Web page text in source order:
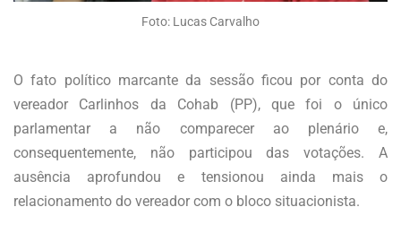
Foto: Lucas Carvalho
O fato político marcante da sessão ficou por conta do
vereador Carlinhos da Cohab (PP), que foi o único
parlamentar a não comparecer ao plenário e,
consequentemente, não participou das votações. A
ausência aprofundou e tensionou ainda mais o
relacionamento do vereador com o bloco situacionista.